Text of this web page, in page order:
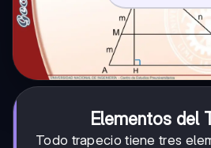
Elementos del
Todo trapecio tiene tres